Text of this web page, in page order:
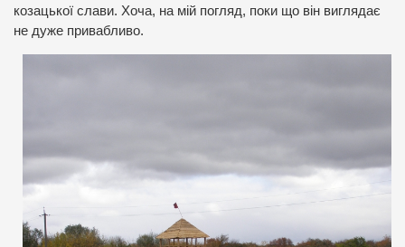
козацької слави. Хоча, на мій погляд, поки що він виглядає
не дуже привабливо.